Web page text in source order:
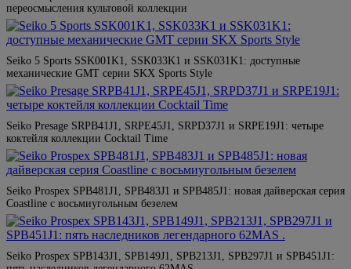
переосмысления культовой коллекции
Seiko 5 Sports SSK001K1, SSK033K1 и SSK031K1: доступные
механические GMT серии SKX Sports Style
Seiko Presage SRPB41J1, SRPE45J1, SRPD37J1 и SRPE19J1: четыре
коктейля коллекции Cocktail Time
Seiko Prospex SPB481J1, SPB483J1 и SPB485J1: новая дайверская серия
Coastline с восьмиугольным безелем
Seiko Prospex SPB143J1, SPB149J1, SPB213J1, SPB297J1 и SPB451J1: